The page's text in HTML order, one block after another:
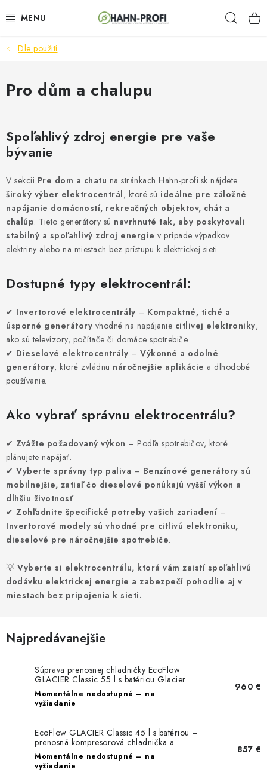
na
ELEKTROCENTRÁLY
ZAHRADNÍ TECHNIKA
AKUMULÁTOROVÉ NÁRADIE
ODVLHČOVAČE A VENTILÁTORY
OHRIEVAČE
KLIMATIZÁCIA
ELEKTRICKÉ KRBY
VRÁTENIE TOVARU A REKLAMÁCIE
REFERENCIE
KONTAKTY
Obchodné podmienky
Zásady ochrany osobných údajov
Ceny přepravy
Kontakty
Dle použití
Pro dům a chalupu
Spoľahlivý zdroj energie pre vaše
bývanie
V sekcii Pre dom a chatu na stránkach Hahn-profi.sk nájdete
široký výber elektrocentrál, ktoré sú ideálne pre záložné
napájanie domácností, rekreačných objektov, chát a
chalúp. Tieto generátory sú navrhnuté tak, aby poskytovali
stabilný a spoľahlivý zdroj energie v prípade výpadkov
elektriny alebo na miestach bez prístupu k elektrickej sieti.
Dostupné typy elektrocentrál:
✔ Invertorové elektrocentrály – Kompaktné, tiché a
úsporné generátory vhodné na napájanie citlivej elektroniky,
ako sú televízory, počítače či domáce spotrebiče.
✔ Dieselové elektrocentrály – Výkonné a odolné
generátory, ktoré zvládnu náročnejšie aplikácie a dlhodobé
používanie.
Ako vybrať správnu elektrocentrálu?
✔ Zvážte požadovaný výkon – Podľa spotrebičov, ktoré
plánujete napájať.
✔ Vyberte správny typ paliva – Benzínové generátory sú
mobilnejšie, zatiaľ čo dieselové ponúkajú vyšší výkon a
dlhšiu životnosť.
✔ Zohľadnite špecifické potreby vašich zariadení –
Invertorové modely sú vhodné pre citlivú elektroniku,
dieselové pre náročnejšie spotrebiče.
💡 Vyberte si elektrocentrálu, ktorá vám zaistí spoľahlivú
dodávku elektrickej energie a zabezpečí pohodlie aj v
miestach bez pripojenia k sieti.
Najpredávanejšie
Súprava prenosnej chladničky EcoFlow
GLACIER Classic 55 l s batériou Glacier
Momentálne nedostupné – na
vyžiadanie
960 €
EcoFlow GLACIER Classic 45 l s batériou –
prenosná kompresorová chladnička a
mraznička s dvoma zónami
Momentálne nedostupné – na
vyžiadanie
857 €